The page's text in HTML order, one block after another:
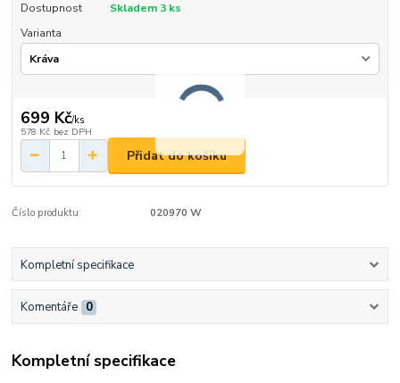
Dostupnost
Skladem 3 ks
Varianta
699 Kč/ks
578 Kč bez DPH
Přidat do košíku
Číslo produktu: 020970 W
Kompletní specifikace
Komentáře 0
Kompletní specifikace